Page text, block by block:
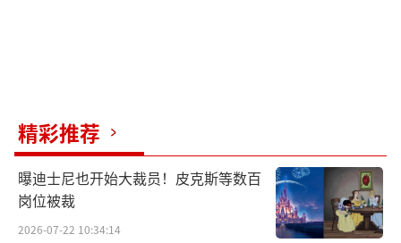
精彩推荐
曝迪士尼也开始大裁员！皮克斯等数百
岗位被裁
2026-07-22 10:34:14